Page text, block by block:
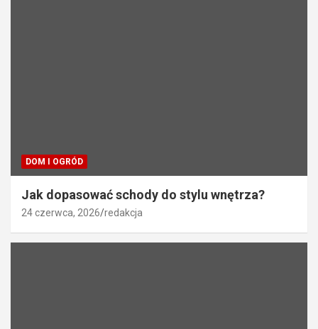
DOM I OGRÓD
Jak dopasować schody do stylu wnętrza?
24 czerwca, 2026 redakcja